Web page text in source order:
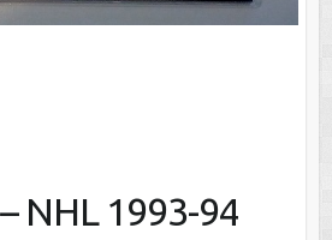
NHL 1993-94